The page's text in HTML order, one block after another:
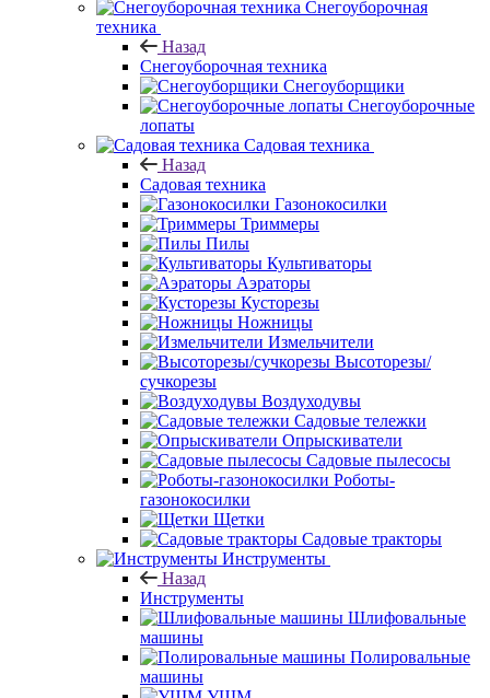
Снегоуборочная
техника
Назад
Снегоуборочная техника
Снегоуборщики
Снегоуборочные
лопаты
Садовая техника
Назад
Садовая техника
Газонокосилки
Триммеры
Пилы
Культиваторы
Аэраторы
Кусторезы
Ножницы
Измельчители
Высоторезы/
сучкорезы
Воздуходувы
Садовые тележки
Опрыскиватели
Садовые пылесосы
Роботы-
газонокосилки
Щетки
Садовые тракторы
Инструменты
Назад
Инструменты
Шлифовальные
машины
Полировальные
машины